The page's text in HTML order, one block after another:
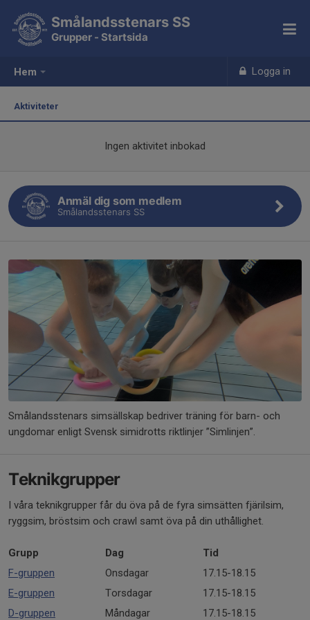
Hem Logga in
Smålandsstenars SS
Grupper - Startsida
Aktiviteter
Ingen aktivitet inbokad
Anmäl dig som medlem
Smålandsstenars SS
Smålandsstenars simsällskap bedriver träning för barn- och
ungdomar enligt Svensk simidrotts riktlinjer ”Simlinjen”.
Teknikgrupper
I våra teknikgrupper får du öva på de fyra simsätten fjärilsim,
ryggsim, bröstsim och crawl samt öva på din uthållighet.
Grupp Dag
Tid
F-gruppen
Onsdagar
17.15-18.15
E-gruppen
Torsdagar
17.15-18.15
D-gruppen
Måndagar
17.15-18.15